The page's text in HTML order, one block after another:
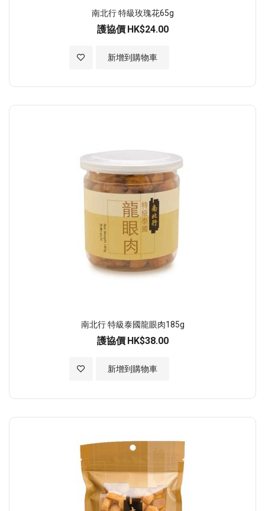
南北行 特級玫瑰花65g
護協價 HK$24.00
新增到購物車
加入至願望清單
南北行 特級泰國龍眼肉185g
護協價 HK$38.00
新增到購物車
加入至願望清單